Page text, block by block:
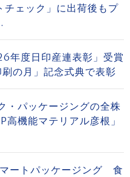
チェック」に出荷後もプ
年度日印産連表彰」受賞
の月」記念式典で表彰
パッケージングの全株
機能マテリアル彦根」
ートパッケージング 食